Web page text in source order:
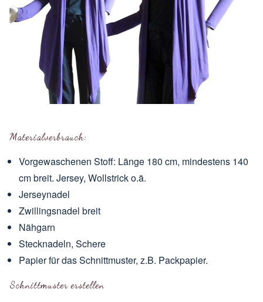
Materialverbrauch:
Vorgewaschenen Stoff: Länge 180 cm, mindestens 140
cm breit. Jersey, Wollstrick o.ä.
Jerseynadel
Zwillingsnadel breit
Nähgarn
Stecknadeln, Schere
Papier für das Schnittmuster, z.B. Packpapier.
Schnittmuster erstellen